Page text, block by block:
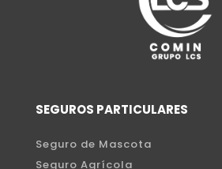
SEGUROS PARTICULARES
Seguro de Mascota
Seguro Agrícola